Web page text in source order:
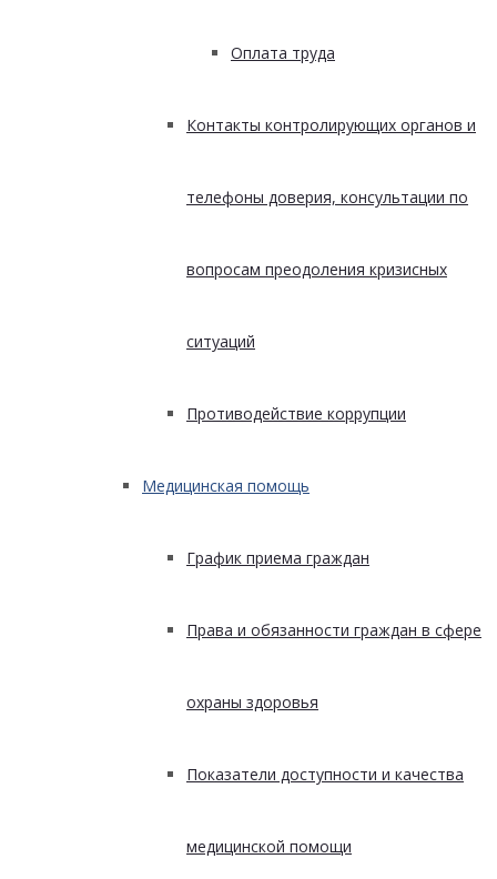
Оплата труда
Контакты контролирующих органов и
телефоны доверия, консультации по
вопросам преодоления кризисных
ситуаций
Противодействие коррупции
Медицинская помощь
График приема граждан
Права и обязанности граждан в сфере
охраны здоровья
Показатели доступности и качества
медицинской помощи